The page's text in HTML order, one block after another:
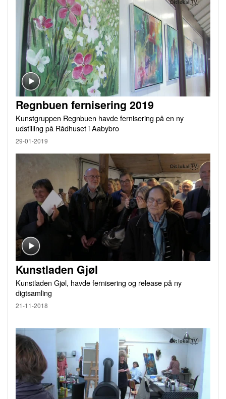
Regnbuen fernisering 2019
Kunstgruppen Regnbuen havde fernisering på en ny
udstilling på Rådhuset i Aabybro
29-01-2019
Kunstladen Gjøl
Kunstladen Gjøl, havde fernisering og release på ny
digtsamling
21-11-2018